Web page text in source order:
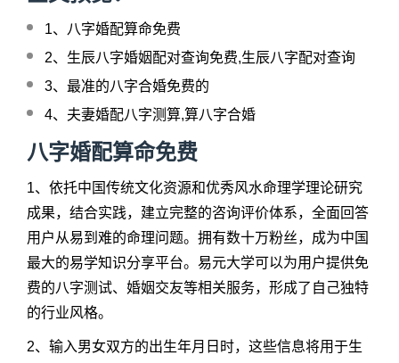
1、
八字婚配算命免费
2、 生辰八字婚姻配对查询免费,生辰八字配对查询
3、 最准的八字合婚免费的
4、 夫妻婚配八字测算,算八字合婚
八字婚配算命免费
1、依托中国传统文化资源和优秀风水命理学理论研究
成果，结合实践，建立完整的咨询评价体系，全面回答
用户从易到难的命理问题。拥有数十万粉丝，成为中国
最大的易学知识分享平台。易元大学可以为用户提供免
费的八字测试、婚姻交友等相关服务，形成了自己独特
的行业风格。
2、输入男女双方的出生年月日时，这些信息将用于生